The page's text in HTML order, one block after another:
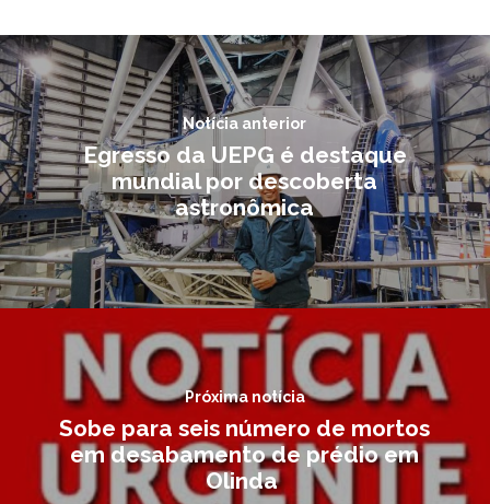
Notícia anterior
Egresso da UEPG é destaque
mundial por descoberta
astronômica
Próxima notícia
Sobe para seis número de mortos
em desabamento de prédio em
Olinda